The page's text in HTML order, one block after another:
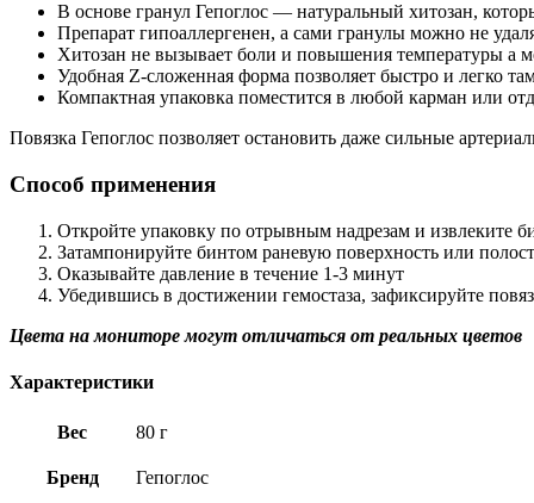
В основе гранул Гепоглос — натуральный хитозан,
Препарат гипоаллергенен, а сами гранулы можно не
Хитозан не вызывает боли и повышения температуры а
Удобная Z-сложенная форма позволяет быстро и легко
Компактная упаковка поместится в любой карман или
Повязка Гепоглос позволяет остановить даже сильные
Способ применения
Откройте упаковку по отрывным надрезам и извлеките
Затампонируйте бинтом раневую поверхность или
Оказывайте давление в течение 1-3 минут
Убедившись в достижении гемостаза, зафиксируйте
Цвета на мониторе могут отличаться от реальных цветов
Характеристики
Вес 80 г
Бренд Гепоглос